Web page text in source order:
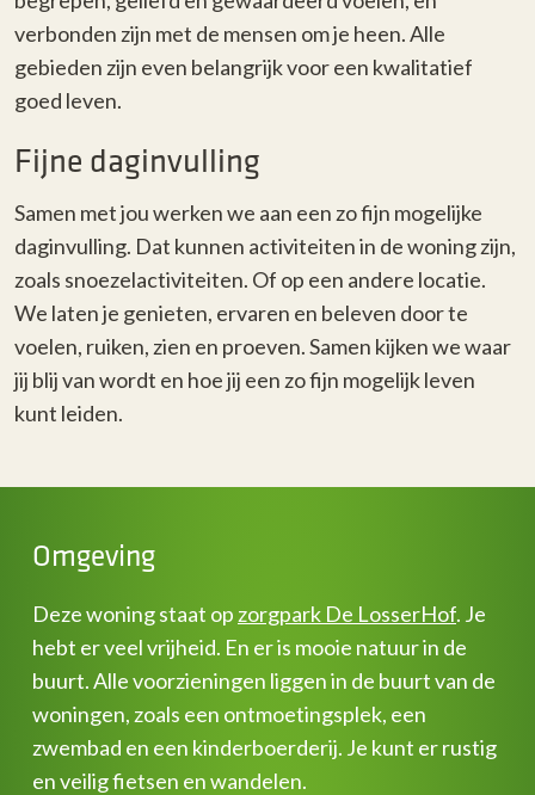
verbonden zijn met de mensen om je heen. Alle
gebieden zijn even belangrijk voor een kwalitatief
goed leven.
Fijne daginvulling
Samen met jou werken we aan een zo fijn mogelijke
daginvulling. Dat kunnen activiteiten in de woning zijn,
zoals snoezelactiviteiten. Of op een andere locatie.
We laten je genieten, ervaren en beleven door te
voelen, ruiken, zien en proeven. Samen kijken we waar
jij blij van wordt en hoe jij een zo fijn mogelijk leven
kunt leiden.
Omgeving
Deze woning staat op zorgpark De LosserHof. Je
hebt er veel vrijheid. En er is mooie natuur in de
buurt. Alle voorzieningen liggen in de buurt van de
woningen, zoals een ontmoetingsplek, een
zwembad en een kinderboerderij. Je kunt er rustig
en veilig fietsen en wandelen.